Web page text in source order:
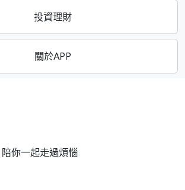
投資理財
關於APP
你一起走過煩惱